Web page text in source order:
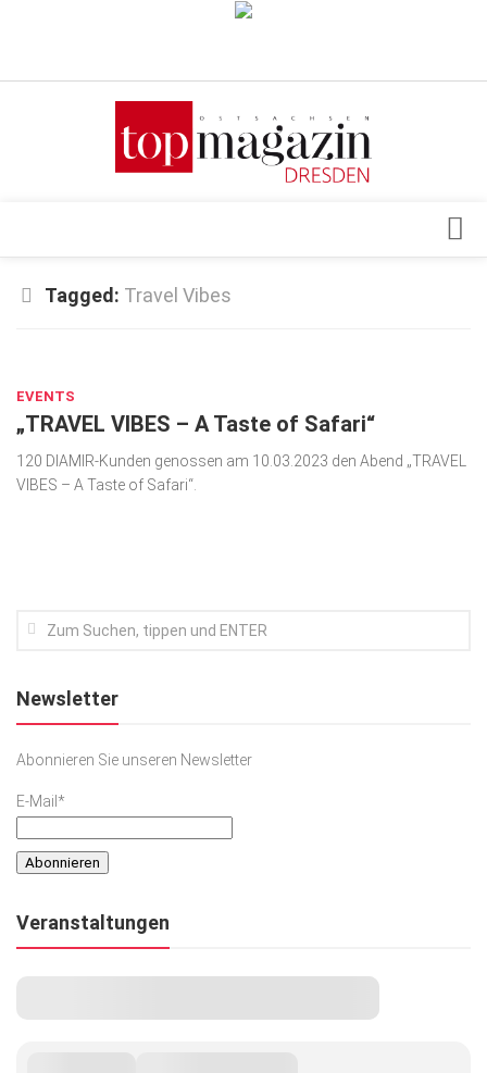
Verkaufsstellen
Top Gesundheitsforum Dresden / Ostsachsen
Geschäft
gesund & schön
Gesellschaft
Podcast
SACHSEN IN PARIS
Tagged: Travel Vibes
EVENTS
„TRAVEL VIBES – A Taste of Safari“
120 DIAMIR-Kunden genossen am 10.03.2023 den Abend „TRAVEL
VIBES – A Taste of Safari“.
Newsletter
Abonnieren Sie unseren Newsletter
E-Mail*
Veranstaltungen